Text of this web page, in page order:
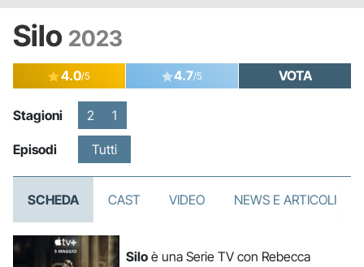
Silo 2023
4.0/5 4.7/5 VOTA
Stagioni 2 1
Episodi Tutti
SCHEDA CAST VIDEO NEWS E ARTICOLI
Siloè una Serie TV con Rebecca